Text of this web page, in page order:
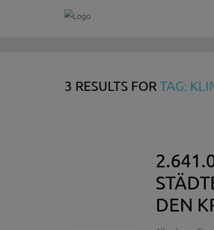
3 RESULTS FOR TAG:
DEN